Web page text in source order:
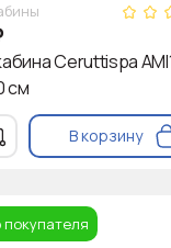
Ceruttispa
см
В корзину
покупателя